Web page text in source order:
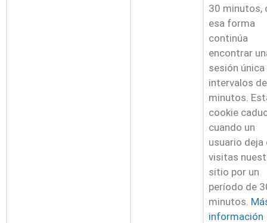
30 minutos,
esa forma
continúa
encontrar
sesión única
intervalos
minutos.
cookie
cuando un
usuario deja
visitas
sitio por un
período de
minutos.
información